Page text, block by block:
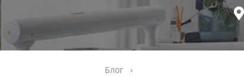
Блог ›